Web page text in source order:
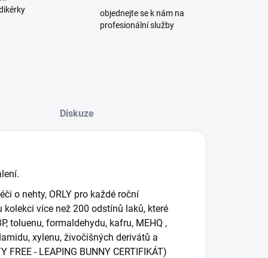
objednejte se k nám na
profesionální služby
Diskuze
o nehty, ORLY pro každé roční
více než 200 odstínů laků, které
toluenu, formaldehydu, kafru, MEHQ ,
xylenu, živočišných derivátů a
- LEAPING BUNNY CERTIFIKÁT)